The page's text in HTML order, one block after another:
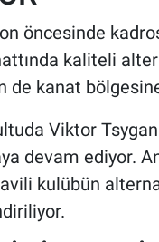
öncesinde
kaliteli
de kanat
Viktor
devam ediyor.
kulübün